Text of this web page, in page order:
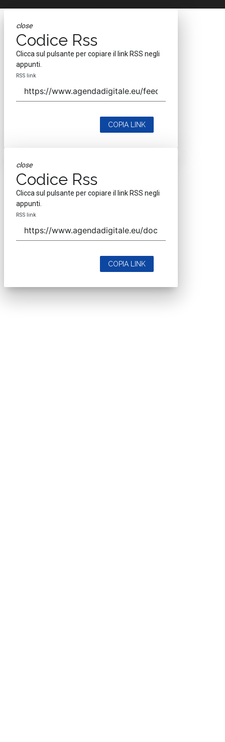
close
Codice Rss
Clicca sul pulsante per copiare il link RSS negli
appunti.
RSS link
COPIA LINK
close
Codice Rss
Clicca sul pulsante per copiare il link RSS negli
appunti.
RSS link
COPIA LINK